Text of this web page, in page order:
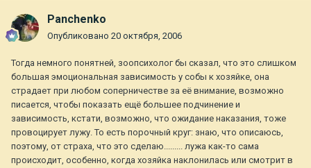
Panchenko
Опубликовано 20 октября, 2006
Тогда немного понятней, зоопсихолог бы сказал, что это слишком
большая эмоциональная зависимость у собы к хозяйке, она
страдает при любом соперничестве за её внимание, возможно
писается, чтобы показать ещё большее подчинение и
зависимость, кстати, возможно, что ожидание наказания, тоже
провоцирует лужу. То есть порочный круг: знаю, что описаюсь,
поэтому, от страха, что это сделаю......... лужа как-то сама
происходит, особенно, когда хозяйка наклонилась или смотрит в